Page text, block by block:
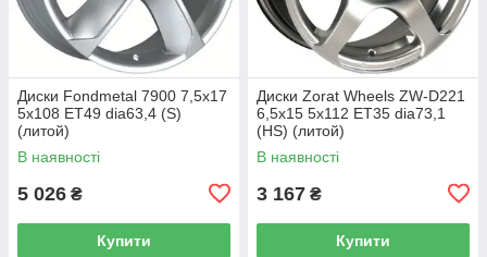
Диски Fondmetal 7900 7,5x17
5x108 ET49 dia63,4 (S)
(литой)
В наявності
5 026 ₴
Купити
Диски Zorat Wheels ZW-D221
6,5x15 5x112 ET35 dia73,1
(HS) (литой)
В наявності
3 167 ₴
Купити